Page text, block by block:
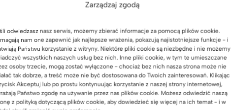
Zarządzaj zgodą
odwiedzasz nasz serwis, możemy zbierać informacje za pomocą plików cookie.
nam one zapewnić jak najlepsze wrażenia, pokazują najistotniejsze funkcje - i
Państwu korzystanie z witryny. Niektóre pliki cookie są niezbędne i nie możemy
wszystkich naszych usług bez nich. Inne pliki cookie, w tym te umieszczane
osoby trzecie, mogą zostać wyłączone - chociaż bez nich nasza strona może nie
tak dobrze, a treść może nie być dostosowana do Twoich zainteresowań. Klikając
Akceptuj lub po prostu kontynuując korzystanie z naszej strony internetowej,
Państwo zgodę na używanie przez nas plików cookie. Możesz odwiedzić naszą
z polityką dotyczącą plików cookie, aby dowiedzieć się więcej na ich temat - i w
Katalpa – producent
domów drewnianych.